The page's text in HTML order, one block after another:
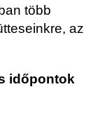
több
az
időpontok